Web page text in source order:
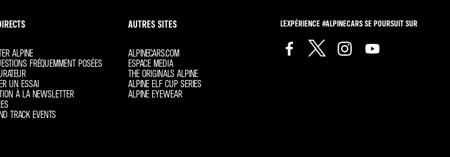
ALPINE
FRÉQUEMMENT POSÉES
UN ESSAI
À LA NEWSLETTER
TRACK EVENTS
AUTRES SITES
ALPINECARS.COM
ESPACE MEDIA
THE ORIGINALS ALPINE
ALPINE ELF CUP SERIES
ALPINE EYEWEAR
L'EXPÉRIENCE #ALPINECARS SE POURSUIT SUR